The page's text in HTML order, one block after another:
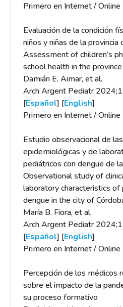
Primero en Internet /
Evaluación de la condición
niños y niñas de la provincia
Assessment of children’s
school health in the
Damián E. Aimar, et al.
Arch Argent Pediatr
[Español] [English]
Primero en Internet /
Estudio observacional de
epidemiológicas y de
pediátricos con dengue de
Observational study of
laboratory characteristics
dengue in the city of
María B. Fiora, et al.
Arch Argent Pediatr
[Español] [English]
Primero en Internet /
Percepción de los médicos
sobre el impacto de la
su proceso formativo